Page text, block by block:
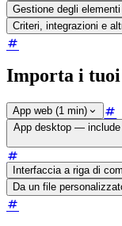
Gestione degli
Criteri, integrazioni e
Importa i
App web (1 min)
App desktop — include
Interfaccia a riga di
Da un file